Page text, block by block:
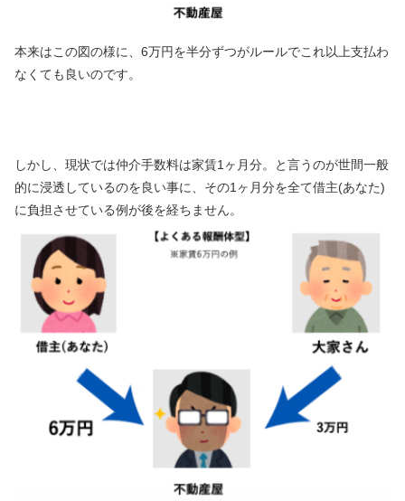
本来はこの図の様に、6万円を半分ずつがルールでこれ以上支払わ
なくても良いのです。
しかし、現状では仲介手数料は家賃1ヶ月分。と言うのが世間一般
的に浸透しているのを良い事に、その1ヶ月分を全て借主(あなた)
に負担させている例が後を経ちません。